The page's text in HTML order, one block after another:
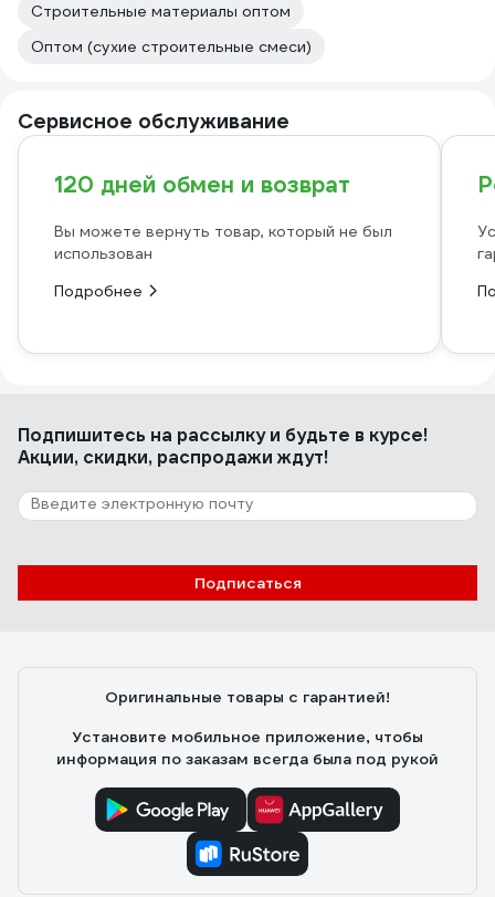
Строительные материалы оптом
Оптом (сухие строительные смеси)
Сервисное обслуживание
120 дней обмен и возврат
Вы можете вернуть товар, который не был
использован
Подробнее
Подпишитесь на рассылкуи будьте в курсе!
Акции, скидки, распродажи ждут!
Подписаться
Оригинальные товары с гарантией!
Установите мобильное приложение, чтобы
информация по заказам всегда была под рукой